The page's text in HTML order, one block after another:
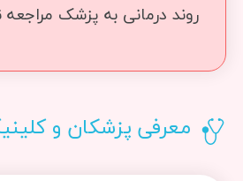
روند درمانی به پزشک مراجعه
معرفی پزشکان و